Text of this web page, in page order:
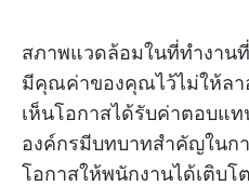
สภาพแวดล้อมในที่ทำงาน
มีคุณค่าของคุณไว้ไม่ให้ลา
เห็นโอกาสได้รับค่าตอบแ
องค์กรมีบทบาทสำคัญในก
โอกาสให้พนักงานได้เติบ